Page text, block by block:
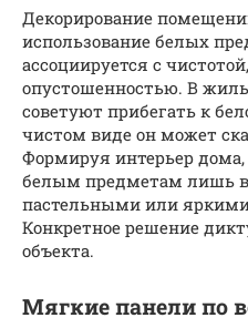
Декорирование
использование белых
ассоциируется с
опустошенностью. В
советуют прибегать к
чистом виде он может
Формируя интерьер
белым предметам лишь
пастельными или
Конкретное решение
объекта.
Мягкие панели по